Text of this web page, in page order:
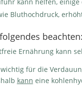
Bluthochdruck,
beachten:
Ernährung kann
für die
kann eine